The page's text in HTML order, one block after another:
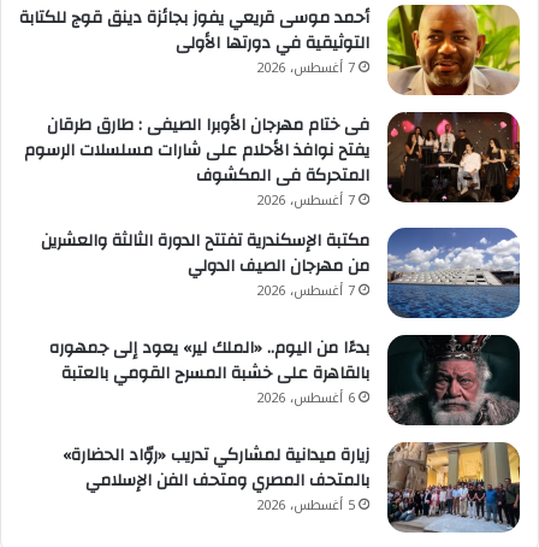
أحمد موسى قريعي يفوز بجائزة دينق قوج للكتابة
التوثيقية في دورتها الأولى
7 أغسطس، 2026
فى ختام مهرجان الأوبرا الصيفى : طارق طرقان
يفتح نوافذ الأحلام على شارات مسلسلات الرسوم
المتحركة فى المكشوف
7 أغسطس، 2026
مكتبة الإسكندرية تفتتح الدورة الثالثة والعشرين
من مهرجان الصيف الدولي
7 أغسطس، 2026
بدءًا من اليوم.. «الملك لير» يعود إلى جمهوره
بالقاهرة على خشبة المسرح القومي بالعتبة
6 أغسطس، 2026
زيارة ميدانية لمشاركي تدريب «روّاد الحضارة»
بالمتحف المصري ومتحف الفن الإسلامي
5 أغسطس، 2026